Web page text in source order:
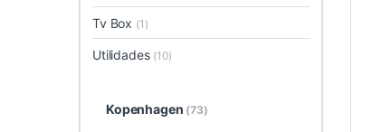
Tv Box (1)
Utilidades (10)
Kopenhagen (73)